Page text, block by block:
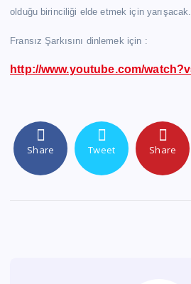
olduğu birinciliği elde etmek için yarışacak.
Fransız Şarkısını dinlemek için :
http://www.youtube.com/
Share Tweet Share